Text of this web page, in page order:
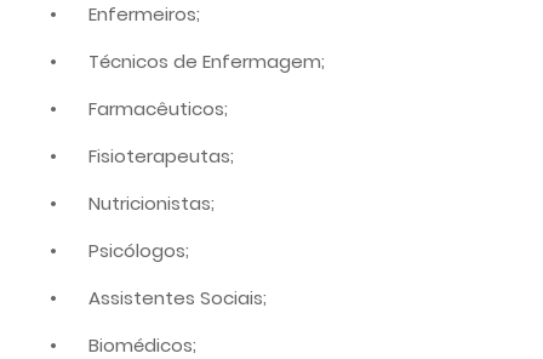
•
Enfermeiros;
•
Técnicos de Enfermagem;
•
Farmacêuticos;
•
Fisioterapeutas;
•
Nutricionistas;
•
Psicólogos;
•
Assistentes Sociais;
•
Biomédicos;